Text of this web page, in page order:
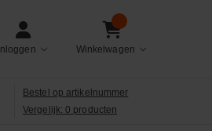
Inloggen Winkelwagen
Bestel op artikelnummer
Vergelijk: 0 producten